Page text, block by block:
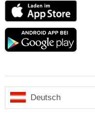
App
Store
Deutsch